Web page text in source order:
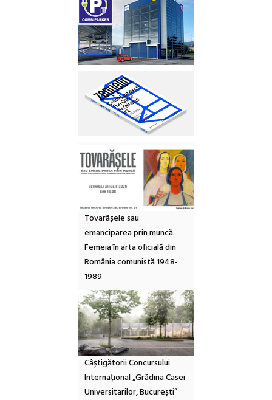
Tovarășele sau
emanciparea prin muncă.
Femeia în arta oficială din
România comunistă 1948-
1989
Câștigătorii Concursului
Internațional „Grădina Casei
Universitarilor, București”